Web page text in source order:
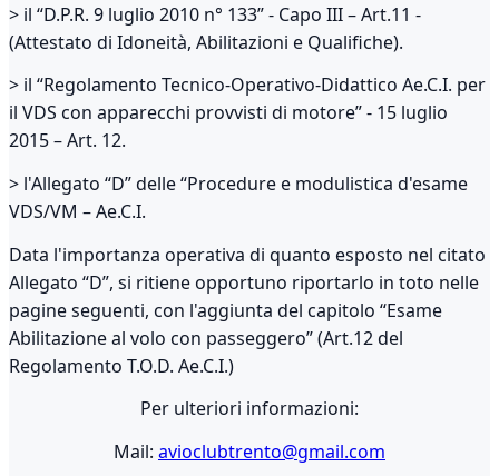
> il “D.P.R. 9 luglio 2010 n° 133” - Capo III – Art.11 -
(Attestato di Idoneità, Abilitazioni e Qualifiche).
> il “Regolamento Tecnico-Operativo-Didattico Ae.C.I. per
il VDS con apparecchi provvisti di motore” - 15 luglio
2015 – Art. 12.
> l'Allegato “D” delle “Procedure e modulistica d'esame
VDS/VM – Ae.C.I.
Data l'importanza operativa di quanto esposto nel citato
Allegato “D”, si ritiene opportuno riportarlo in toto nelle
pagine seguenti, con l'aggiunta del capitolo “Esame
Abilitazione al volo con passeggero” (Art.12 del
Regolamento T.O.D. Ae.C.I.)
Per ulteriori informazioni:
Mail: avioclubtrento@gmail.com